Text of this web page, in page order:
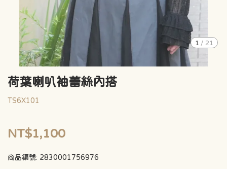
1 / 21
荷葉喇叭袖蕾絲內搭
TS6X101
NT$1,100
商品編號: 2830001756976